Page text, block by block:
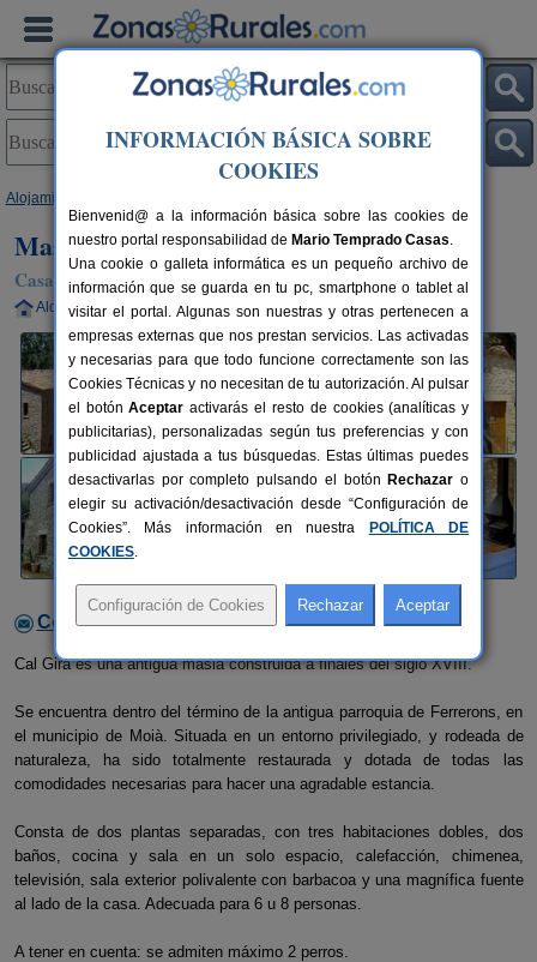
Alojamientos
Mas Cal Gira
Casa Rural en Moià (Barcelona)
Alquiler completo 8-16+3 plazas 56 km de Barcelona
Contactar con el alojamiento
Cal Girà es una antigua masia construida a finales del siglo XVIII.
Se encuentra dentro del término de la antigua parroquia de Ferrerons, en
el municipio de Moià. Situada en un entorno privilegiado, y rodeada de
naturaleza, ha sido totalmente restaurada y dotada de todas las
comodidades necesarias para hacer una agradable estancia.
Consta de dos plantas separadas, con tres habitaciones dobles, dos
baños, cocina y sala en un solo espacio, calefacción, chimenea,
televisión, sala exterior polivalente con barbacoa y una magnífica fuente
al lado de la casa. Adecuada para 6 u 8 personas.
A tener en cuenta: se admiten máximo 2 perros.
INFORMACIÓN BÁSICA SOBRE
COOKIES
Bienvenid@ a la información básica sobre las cookies de
nuestro portal responsabilidad de Mario Temprado Casas.
Una cookie o galleta informática es un pequeño archivo de
información que se guarda en tu pc, smartphone o tablet al
visitar el portal. Algunas son nuestras y otras pertenecen a
empresas externas que nos prestan servicios. Las activadas
y necesarias para que todo funcione correctamente son las
Cookies Técnicas y no necesitan de tu autorización. Al pulsar
el botónAceptar activarás el resto de cookies (analíticas y
publicitarias), personalizadas según tus preferencias y con
publicidad ajustada a tus búsquedas. Estas últimas puedes
desactivarlas por completo pulsando el botón Rechazar o
elegir su activación/desactivación desde “Configuración de
Cookies”. Más información en nuestra
POLÍTICA DE
COOKIES.